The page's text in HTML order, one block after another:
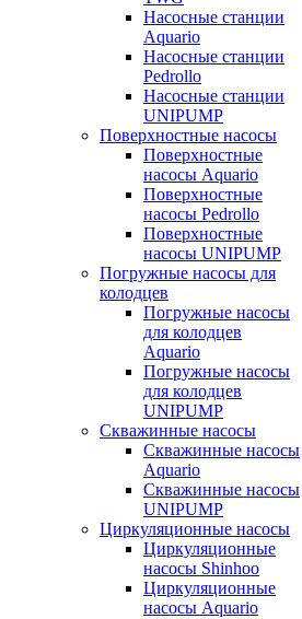
Насосные станции
Aquario
Насосные станции
Pedrollo
Насосные станции
UNIPUMP
Поверхностные насосы
Поверхностные
насосы Aquario
Поверхностные
насосы Pedrollo
Поверхностные
насосы UNIPUMP
Погружные насосы для
колодцев
Погружные насосы
для колодцев
Aquario
Погружные насосы
для колодцев
UNIPUMP
Скважинные насосы
Скважинные насосы
Aquario
Скважинные насосы
UNIPUMP
Циркуляционные насосы
Циркуляционные
насосы Shinhoo
Циркуляционные
насосы Aquario